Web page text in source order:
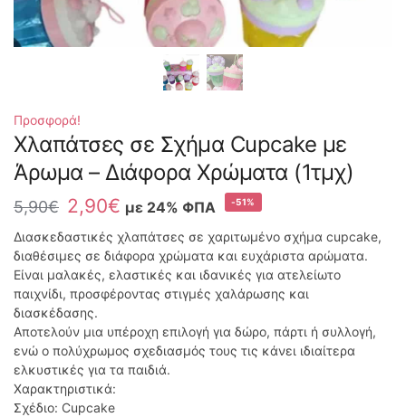
Προσφορά!
Χλαπάτσες σε Σχήμα Cupcake με
Άρωμα – Διάφορα Χρώματα (1τμχ)
5,90€ 2,90€ με 24% ΦΠΑ -51%
Διασκεδαστικές χλαπάτσες σε χαριτωμένο σχήμα cupcake,
διαθέσιμες σε διάφορα χρώματα και ευχάριστα αρώματα.
Είναι μαλακές, ελαστικές και ιδανικές για ατελείωτο
παιχνίδι, προσφέροντας στιγμές χαλάρωσης και
διασκέδασης.
Αποτελούν μια υπέροχη επιλογή για δώρο, πάρτι ή συλλογή,
ενώ ο πολύχρωμος σχεδιασμός τους τις κάνει ιδιαίτερα
ελκυστικές για τα παιδιά.
Χαρακτηριστικά:
Σχέδιο: Cupcake